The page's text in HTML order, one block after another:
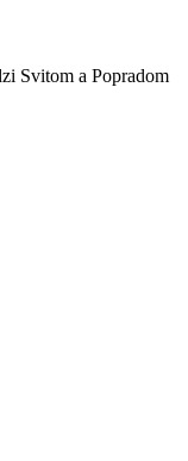
Svitom a Popradom